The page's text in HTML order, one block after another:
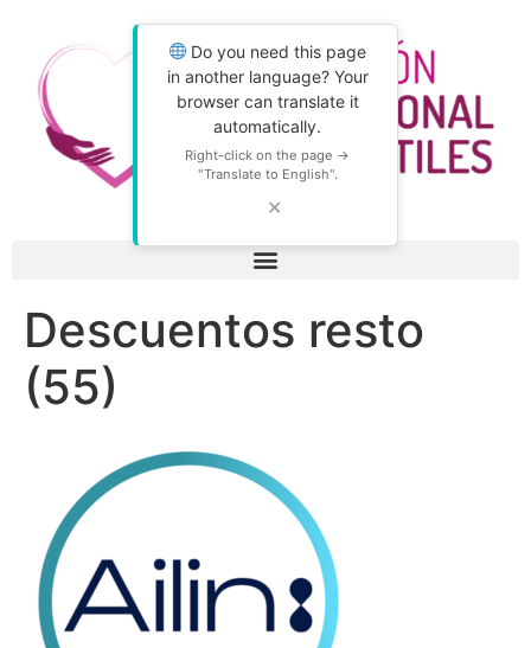
Do you need this page
in another language? Your
browser can translate it
automatically.
Right-click on the page →
"Translate to English".
✕
Descuentos resto
(55)